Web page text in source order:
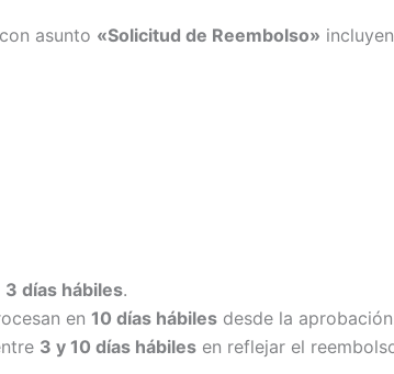
con asunto «Solicitud de Reembolso»
3 días hábiles.
en 10 días hábiles desde la
3 y 10 días hábiles en reflejar el